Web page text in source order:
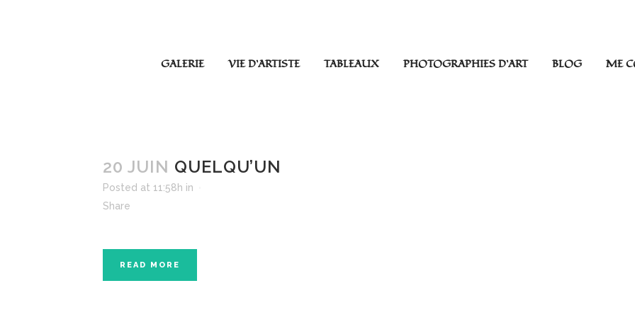
GALERIE VIE D’ARTISTE TABLEAUX PHOTOGRAPHIES D’ART BLOG ME
20 JUIN QUELQU’UN
Posted at 11:58h in
Share
READ MORE